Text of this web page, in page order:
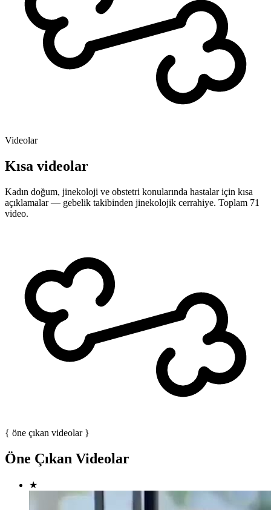
Videolar
Kısa videolar
Kadın doğum, jinekoloji ve obstetri konularında hastalar için kısa
açıklamalar — gebelik takibinden jinekolojik cerrahiye. Toplam 71
video.
{ öne çıkan videolar }
Öne Çıkan Videolar
★